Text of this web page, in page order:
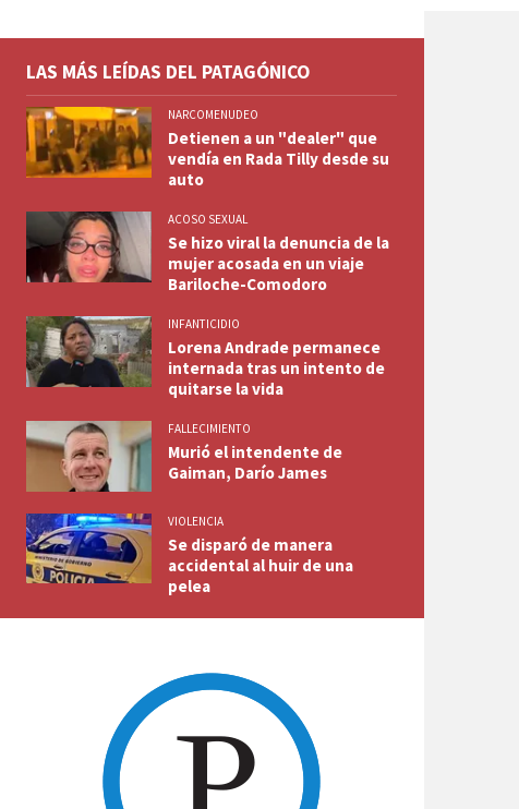
LAS MÁS LEÍDAS DEL PATAGÓNICO
NARCOMENUDEO
Detienen a un "dealer" que
vendía en Rada Tilly desde su
auto
ACOSO SEXUAL
Se hizo viral la denuncia de la
mujer acosada en un viaje
Bariloche-Comodoro
INFANTICIDIO
Lorena Andrade permanece
internada tras un intento de
quitarse la vida
FALLECIMIENTO
Murió el intendente de
Gaiman, Darío James
VIOLENCIA
Se disparó de manera
accidental al huir de una
pelea